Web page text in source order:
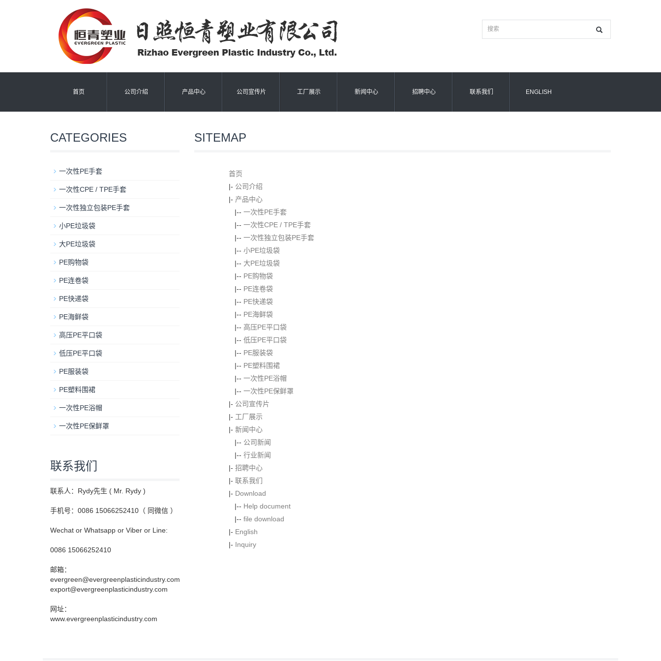
首页 公司介绍 产品中心 公司宣传片 工厂展示 新闻中心 招聘中心 联系我们 ENGLISH
SITEMAP
首页
|- 公司介绍
|- 产品中心
|-- 一次性PE手套
|-- 一次性CPE / TPE手套
|-- 一次性独立包装PE手套
|-- 小PE垃圾袋
|-- 大PE垃圾袋
|-- PE购物袋
|-- PE连卷袋
|-- PE快递袋
|-- PE海鲜袋
|-- 高压PE平口袋
|-- 低压PE平口袋
|-- PE服装袋
|-- PE塑料围裙
|-- 一次性PE浴帽
|-- 一次性PE保鲜罩
|- 公司宣传片
|- 工厂展示
|- 新闻中心
|-- 公司新闻
|-- 行业新闻
|- 招聘中心
|- 联系我们
|- Download
|-- Help document
|-- file download
|- English
|- Inquiry
CATEGORIES
一次性PE手套
一次性CPE / TPE手套
一次性独立包装PE手套
小PE垃圾袋
大PE垃圾袋
PE购物袋
PE连卷袋
PE快递袋
PE海鲜袋
高压PE平口袋
低压PE平口袋
PE服装袋
PE塑料围裙
一次性PE浴帽
一次性PE保鲜罩
联系我们
联系人：Rydy先生 ( Mr. Rydy )
手机号：0086 15066252410（ 同微信 ）
Wechat or Whatsapp or Viber or Line:
0086 15066252410
邮箱：
evergreen@evergreenplasticindustry.com
export@evergreenplasticindustry.com
网址：
www.evergreenplasticindustry.com